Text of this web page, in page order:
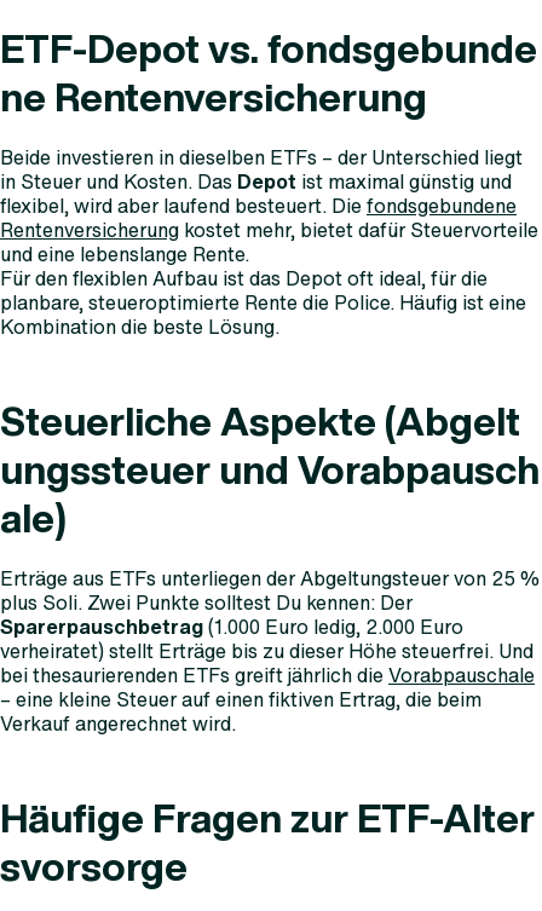
ETF-Depot vs. fondsgebunde
ne Rentenversicherung
Beide investieren in dieselben ETFs – der Unterschied liegt
in Steuer und Kosten. Das Depot ist maximal günstig und
flexibel, wird aber laufend besteuert. Diefondsgebundene
Rentenversicherung kostet mehr, bietet dafür Steuervorteile
und eine lebenslange Rente.
Für den flexiblen Aufbau ist das Depot oft ideal, für die
planbare, steueroptimierte Rente die Police. Häufig ist eine
Kombination die beste Lösung.
Steuerliche Aspekte (Abgelt
ungssteuer und Vorabpausch
ale)
Erträge aus ETFs unterliegen der Abgeltungsteuer von 25 %
plus Soli. Zwei Punkte solltest Du kennen: Der
Sparerpauschbetrag(1.000 Euro ledig, 2.000 Euro
verheiratet) stellt Erträge bis zu dieser Höhe steuerfrei. Und
bei thesaurierenden ETFs greift jährlich dieVorabpauschale
– eine kleine Steuer auf einen fiktiven Ertrag, die beim
Verkauf angerechnet wird.
Häufige Fragen zur ETF-Alter
svorsorge